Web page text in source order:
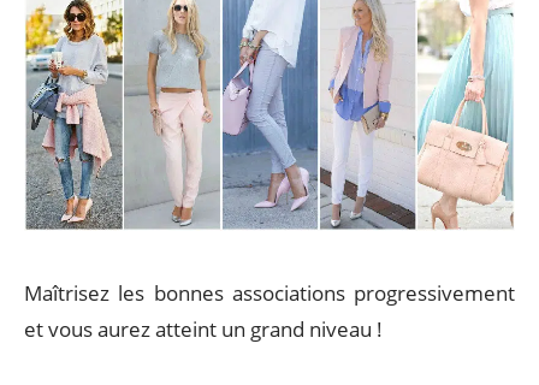
Maîtrisez les bonnes associations progressivement
et vous aurez atteint un grand niveau !